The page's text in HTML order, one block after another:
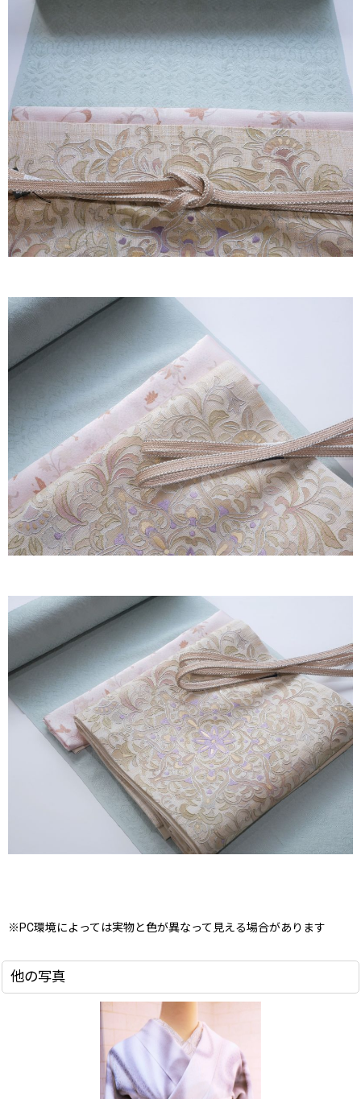
※PC環境によっては実物と色が異なって見える場合があります
他の写真